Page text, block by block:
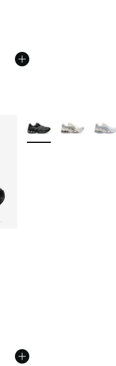
en baisse de € 104,99 à
en baisse de € 169,99 à
Plus de couleurs